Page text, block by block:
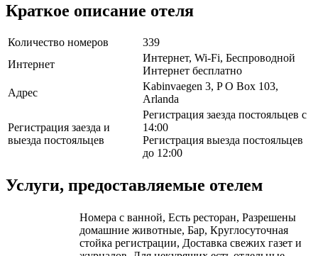
Краткое описание отеля
Количество номеров
339
Интернет
Интернет, Wi-Fi, Беспроводной
Интернет бесплатно
Адрес
Kabinvaegen 3, P O Box 103,
Arlanda
Регистрация заезда и
выезда постояльцев
Регистрация заезда постояльцев с
14:00
Регистрация выезда постояльцев
до 12:00
Услуги, предоставляемые отелем
Номера с ванной, Есть ресторан, Разрешены
домашние животные, Бар, Круглосуточная
стойка регистрации, Доставка свежих газет и